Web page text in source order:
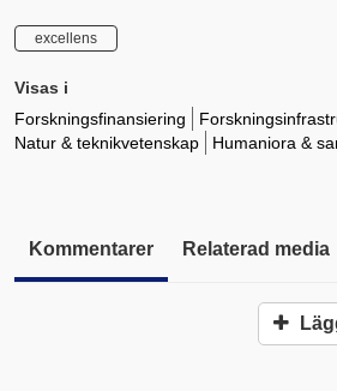
excellens
Visas i
Forskningsfinansiering
Natur & teknikvetenskap
Humaniora &
Kommentarer Relaterad media